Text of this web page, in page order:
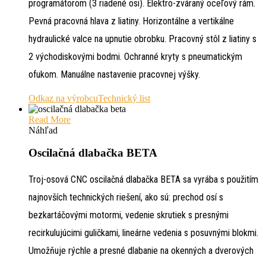
programátorom (3 riadené osi). Elektro-zváraný oceľový rám.
Pevná pracovná hlava z liatiny. Horizontálne a vertikálne
hydraulické valce na upnutie obrobku. Pracovný stôl z liatiny s
2 východiskovými bodmi. Ochranné kryty s pneumatickým
ofukom. Manuálne nastavenie pracovnej výšky.
Odkaz na výrobcuTechnický list
Read More
Náhľad
Oscilačná dlabačka BETA
Troj-osová CNC oscilačná dlabačka BETA sa vyrába s použitím
najnovších technických riešení, ako sú: prechod osí s
bezkartáčovými motormi, vedenie skrutiek s presnými
recirkulujúcimi guličkami, lineárne vedenia s posuvnými blokmi.
Umožňuje rýchle a presné dlabanie na okenných a dverových